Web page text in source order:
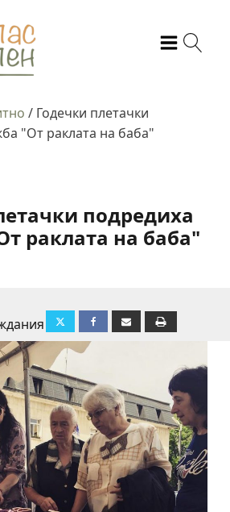
/ Годечки плетачки
"От раклата на баба"
подредиха
раклата на баба"